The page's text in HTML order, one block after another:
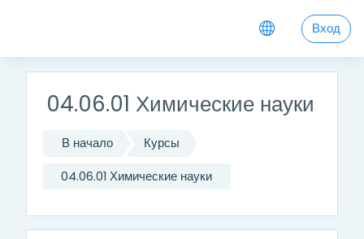
Вход
04.06.01 Химические науки
В начало Курсы
04.06.01 Химические науки